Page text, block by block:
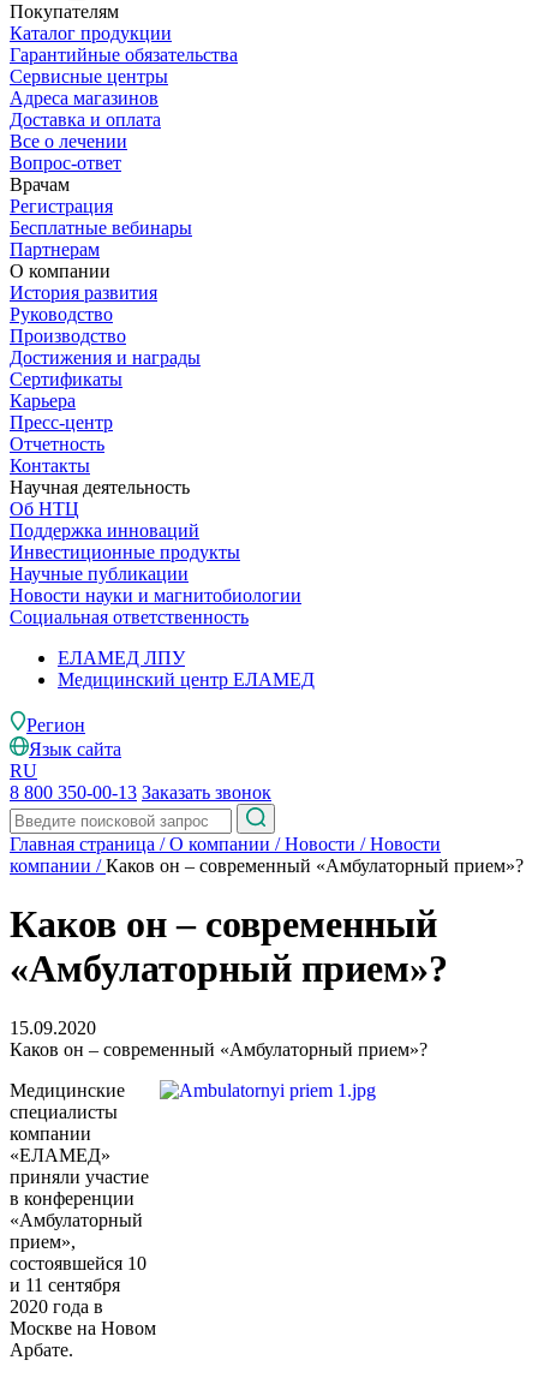
Покупателям
Каталог продукции
Гарантийные обязательства
Сервисные центры
Адреса магазинов
Доставка и оплата
Все о лечении
Вопрос-ответ
Врачам
Регистрация
Бесплатные вебинары
Партнерам
О компании
История развития
Руководство
Производство
Достижения и награды
Сертификаты
Карьера
Пресс-центр
Отчетность
Контакты
Научная деятельность
Об НТЦ
Поддержка инноваций
Инвестиционные продукты
Научные публикации
Новости науки и магнитобиологии
Социальная ответственность
ЕЛАМЕД ЛПУ
Медицинский центр ЕЛАМЕД
Регион
Язык сайта
RU
8 800 350-00-13 Заказать звонок
Главная страница /О компании /Новости /Новости
компании /Каков он – современный «Амбулаторный прием»?
Каков он – современный
«Амбулаторный прием»?
15.09.2020
Каков он – современный «Амбулаторный прием»?
Медицинские
специалисты
компании
«ЕЛАМЕД»
приняли участие
в конференции
«Амбулаторный
прием»,
состоявшейся 10
и 11 сентября
2020 года в
Москве на Новом
Арбате.